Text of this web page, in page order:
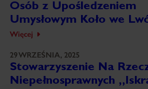
Osób z Upośledzeniem
Umysłowym Koło we
Więcej
29 WRZEŚNIA, 2025
Stowarzyszenie Na
Niepełnosprawnych